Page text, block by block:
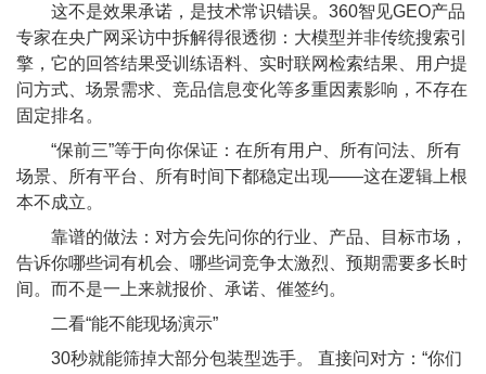
这不是效果承诺，是技术常识错误。360智见GEO产品
专家在央广网采访中拆解得很透彻：大模型并非传统搜索引
擎，它的回答结果受训练语料、实时联网检索结果、用户提
问方式、场景需求、竞品信息变化等多重因素影响，不存在
固定排名。
“保前三”等于向你保证：在所有用户、所有问法、所有
场景、所有平台、所有时间下都稳定出现——这在逻辑上根
本不成立。
靠谱的做法：对方会先问你的行业、产品、目标市场，
告诉你哪些词有机会、哪些词竞争太激烈、预期需要多长时
间。而不是一上来就报价、承诺、催签约。
二看“能不能现场演示”
30秒就能筛掉大部分包装型选手。 直接问对方：“你们